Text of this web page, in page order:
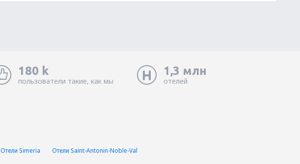
180 k
пользователи такие, как мы
1,3 млн
отелей
Отели Simeria
Отели Saint-Antonin-Noble-Val